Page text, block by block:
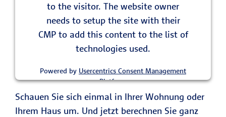
to the visitor. The website owner
needs to setup the site with their
CMP to add this content to the list of
technologies used.
Powered by Usercentrics Consent Management
Platform
Schauen Sie sich einmal in Ihrer Wohnung oder
Ihrem Haus um. Und jetzt berechnen Sie ganz